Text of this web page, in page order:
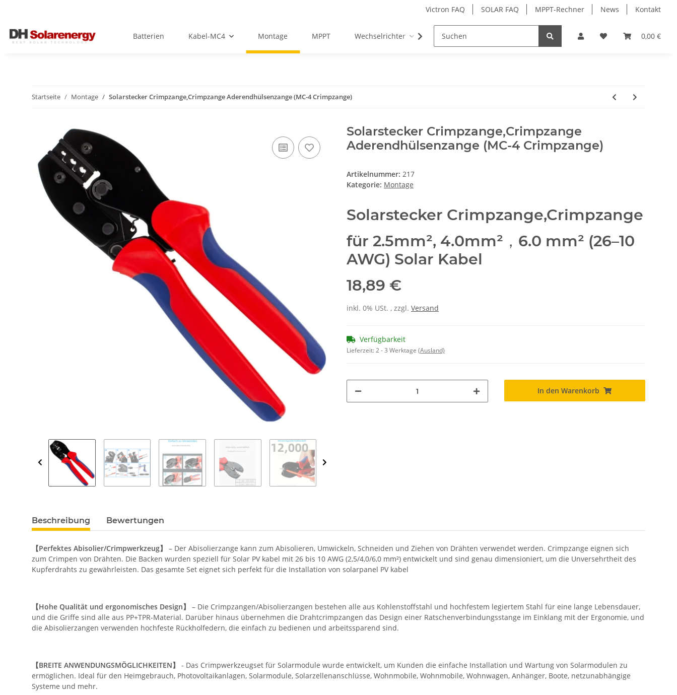
Victron FAQ SOLAR FAQ MPPT-Rechner News Kontakt
0,00 €
Batterien Kabel-MC4 Montage MPPT Wechselrichter Zubehör
Startseite Montage Solarstecker Crimpzange,Crimpzange Aderendhülsenzange (MC-4 Crimpzange)
Solarstecker Crimpzange,Crimpzange
Aderendhülsenzange (MC-4 Crimpzange)
Artikelnummer: 217
Kategorie: Montage
Solarstecker Crimpzange,Crimpzange
für 2.5mm², 4.0mm²，6.0 mm² (26–10
AWG) Solar Kabel
18,89 €
inkl. 0% USt. , zzgl. Versand
Verfügbarkeit
Lieferzeit:2 - 3 Werktage (Ausland)
In den Warenkorb
Beschreibung Bewertungen
【Perfektes Abisolier/Crimpwerkzeug】
– Der Abisolierzange kann zum Abisolieren, Umwickeln, Schneiden und Ziehen von Drähten verwendet werden. Crimpzange eignen sich
zum Crimpen von Drähten. Die Backen wurden speziell für Solar PV kabel mit 26 bis 10 AWG (2,5/4,0/6,0 mm²) entwickelt und sind genau dimensioniert, um die Unversehrtheit des
Kupferdrahts zu gewährleisten. Das gesamte Set eignet sich perfekt für die Installation von solarpanel PV kabel
【Hohe Qualität und ergonomisches Design】
– Die Crimpzangen/Abisolierzangen bestehen alle aus Kohlenstoffstahl und hochfestem legiertem Stahl für eine lange Lebensdauer,
und die Griffe sind alle aus PP+TPR-Material. Darüber hinaus übernehmen die Drahtcrimpzangen das Design einer Ratschenverbindungsstange im Einklang mit der Ergonomie, und
die Abisolierzangen verwenden hochfeste Rückholfedern, die einfach zu bedienen und arbeitssparend sind.
【BREITE ANWENDUNGSMÖGLICHKEITEN】
- Das Crimpwerkzeugset für Solarmodule wurde entwickelt, um Kunden die einfache Installation und Wartung von Solarmodulen zu
ermöglichen. Ideal für den Heimgebrauch, Photovoltaikanlagen, Solarmodule, Solarzellenanschlüsse, Wohnmobile, Wohnmobile, Wohnwagen, Anhänger, Boote, netzunabhängige
Systeme und mehr.